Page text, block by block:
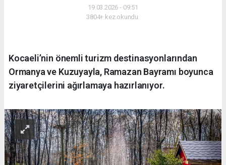
19.03.2026 - 09:51
3804+ kez okundu.
Kocaeli’nin önemli turizm destinasyonlarından
Ormanya ve Kuzuyayla, Ramazan Bayramı boyunca
ziyaretçilerini ağırlamaya hazırlanıyor.